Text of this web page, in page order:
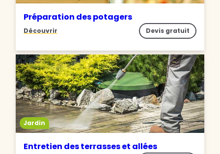
Préparation des potagers
Découvrir Devis gratuit
Jardin
Entretien des terrasses et allées